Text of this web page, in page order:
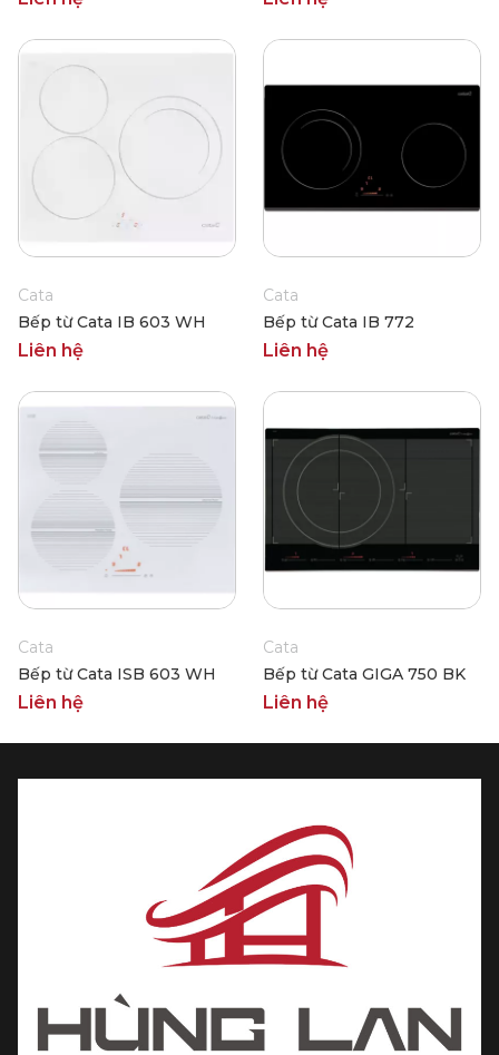
Cata
Bếp từ Cata IB 603 WH
Liên hệ
Cata
Bếp từ Cata IB 772
Liên hệ
Cata
Bếp từ Cata ISB 603 WH
Liên hệ
Cata
Bếp từ Cata GIGA 750 BK
Liên hệ